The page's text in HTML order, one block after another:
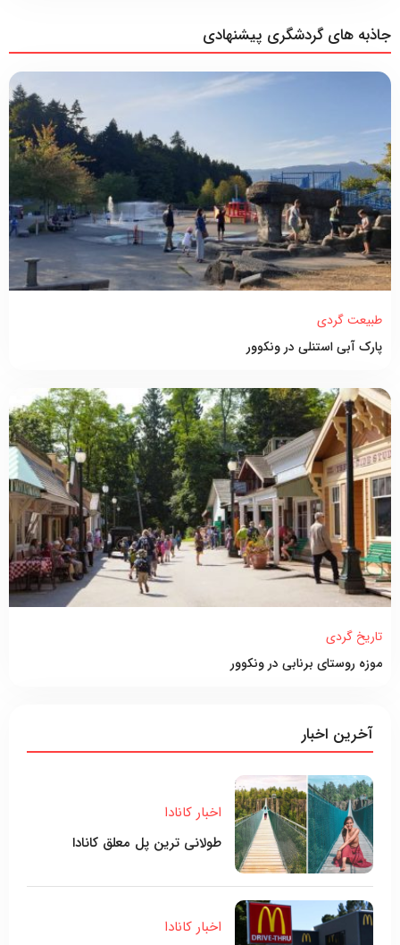
جاذبه های گردشگری پیشنهادی
طبیعت گردی
پارک آبی استنلی در ونکوور
تاریخ گردی
موزه روستای برنابی در ونکوور
آخرین اخبار
اخبار کانادا
طولانی ترین پل معلق کانادا
اخبار کانادا